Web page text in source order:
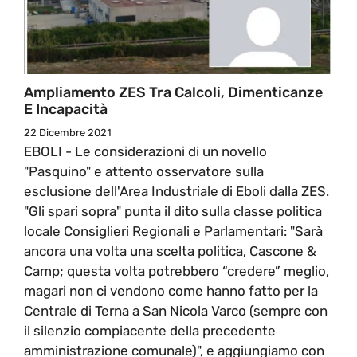
Ampliamento ZES Tra Calcoli, Dimenticanze
E Incapacità
22 Dicembre 2021
EBOLI - Le considerazioni di un novello
"Pasquino" e attento osservatore sulla
esclusione dell'Area Industriale di Eboli dalla ZES.
"Gli spari sopra" punta il dito sulla classe politica
locale Consiglieri Regionali e Parlamentari: "Sarà
ancora una volta una scelta politica, Cascone &
Camp; questa volta potrebbero “credere” meglio,
magari non ci vendono come hanno fatto per la
Centrale di Terna a San Nicola Varco (sempre con
il silenzio compiacente della precedente
amministrazione comunale)", e aggiungiamo con